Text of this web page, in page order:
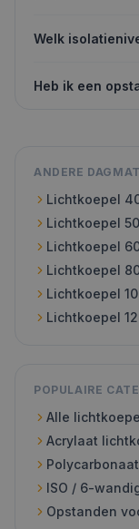
Welk
Heb ik een
ANDERE
Lichtkoepel
Lichtkoepel
Lichtkoepel
Lichtkoepel
Lichtkoepel
Lichtkoepel
POPULAIRE
Alle
Acrylaat
ISO / 6-
Opstanden